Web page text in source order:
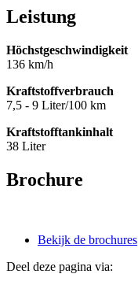
Leistung
Höchstgeschwindigkeit
136 km/h
Kraftstoffverbrauch
7,5 - 9 Liter/100 km
Kraftstofftankinhalt
38 Liter
Brochure
Bekijk de brochures
Deel deze pagina via: